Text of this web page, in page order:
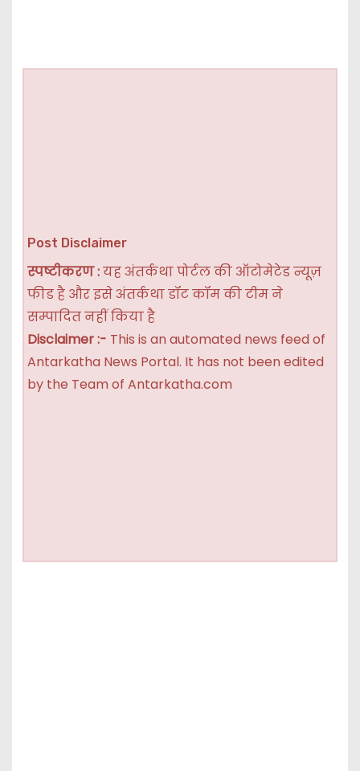
Post Disclaimer
स्पष्टीकरण :यह अंतर्कथा पोर्टल की ऑटोमेटेड न्यूज़
फीड है और इसे अंतर्कथा डॉट कॉम की टीम ने
सम्पादित नहीं किया है
Disclaimer :- This is an automated news feed of
Antarkatha News Portal. It has not been edited
by the Team of Antarkatha.com